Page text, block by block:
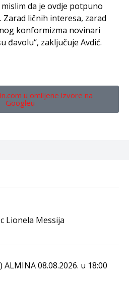
da je ovdje potpuno
Zarad ličnih interesa, zarad
konformizma novinari
đavolu“, zaključuje Avdić.
u omiljene izvore na
Googleu
Lionela Messija
ALMINA 08.08.2026. u 18:00